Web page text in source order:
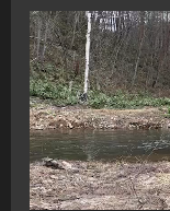
動
画
プ
レ
ー
ヤ
ー